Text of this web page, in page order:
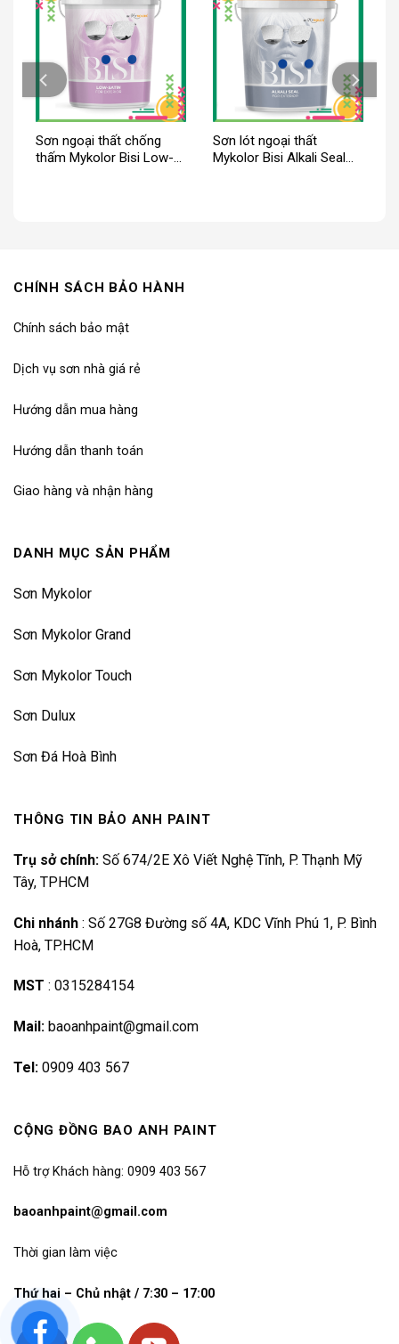
Sơn ngoại thất chống
thấm Mykolor Bisi Low-
Sơn lót ngoại thất
Mykolor Bisi Alkali Seal
CHÍNH SÁCH BẢO HÀNH
Chính sách bảo mật
Dịch vụ sơn nhà giá rẻ
Hướng dẫn mua hàng
Hướng dẫn thanh toán
Giao hàng và nhận hàng
DANH MỤC SẢN PHẨM
Sơn Mykolor
Sơn Mykolor Grand
Sơn Mykolor Touch
Sơn Dulux
Sơn Đá Hoà Bình
THÔNG TIN BẢO ANH PAINT
Trụ sở chính: Số 674/2E Xô Viết Nghệ Tĩnh, P. Thạnh Mỹ
Tây, TPHCM
Chi nhánh : Số 27G8 Đường số 4A, KDC Vĩnh Phú 1, P. Bình
Hoà, TP.HCM
MST : 0315284154
Mail: baoanhpaint@gmail.com
Tel: 0909 403 567
CỘNG ĐỒNG BAO ANH PAINT
Hỗ trợ Khách hàng: 0909 403 567
baoanhpaint@gmail.com
Thời gian làm việc
Thứ hai – Chủ nhật / 7:30 – 17:00